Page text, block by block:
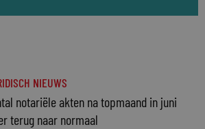
NIEUWS
notariële akten na topmaand in juni
terug naar normaal